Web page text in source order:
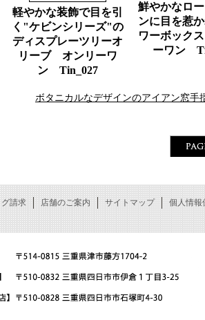
軽やかな装飾で目を引
く"ケビンシリーズ"の
ディスプレーツリーオ
リーブ オンリーワ
ン Tin_027
鮮やかなロ
ンに目を惹
ワーボック
ーワン
ボタニカルなデザインのアイアン窓
請求 店舗のご案内 サイトマップ 個人情報